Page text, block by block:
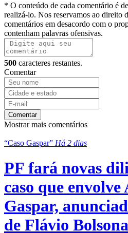
* O conteúdo de cada comentário é
realizá-lo. Nos reservamos ao direito
comentários em desacordo com o
contenham palavras ofensivas.
500 caracteres restantes.
Comentar
Comentar
Mostrar mais comentários
“Caso Gaspar” Há 2 dias
PF fará novas
caso que
Gaspar,
de Flávio